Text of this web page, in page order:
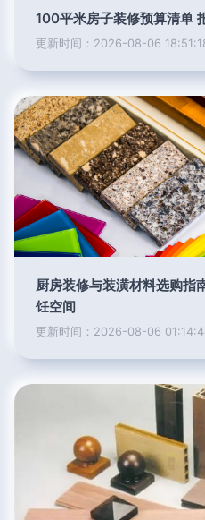
100平米房子装修预算清单
更新时间：2026-08-06
厨房装修与装潢材料选购指
饪空间
更新时间：2026-08-06